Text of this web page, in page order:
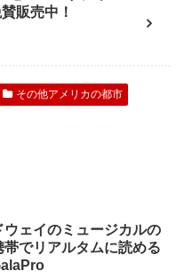
販売中！
その他アメリカの都市
ウェイのミュージカルの
帯でリアルタムに読める